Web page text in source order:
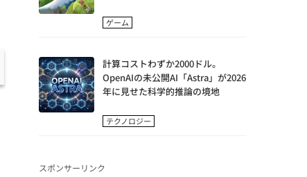
ゲーム
計算コストわずか2000ドル。
OpenAIの未公開AI「Astra」が2026
年に見せた科学的推論の境地
テクノロジー
スポンサーリンク